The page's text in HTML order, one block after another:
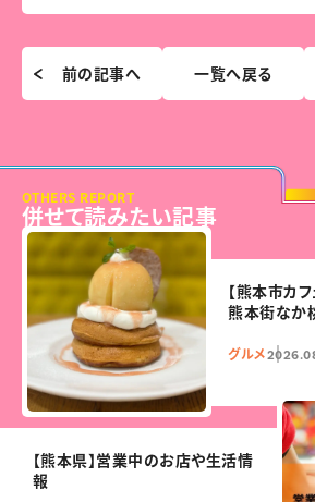
前の記事へ 一覧へ戻る
OTHERS REPORT
併せて読みたい記事
【熊本市カ
熊本街なか
グルメ
【熊本県】営業中のお店や生活情
報